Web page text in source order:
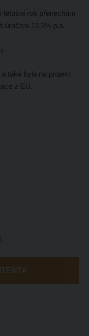
letošní rok přenechám
úročení 12,3% p.a.
také byla na projekt
z EU.